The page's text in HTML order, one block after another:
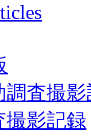
調査撮
撮影記録